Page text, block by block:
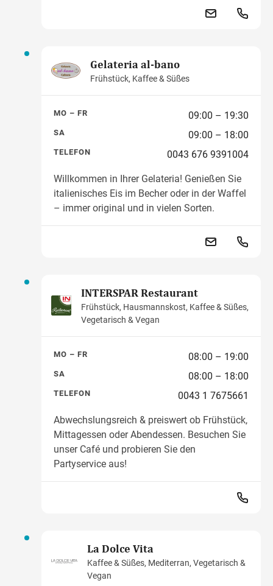
Gelateria al-bano
Frühstück, Kaffee & Süßes
MO – FR 09:00 – 19:30
SA 09:00 – 18:00
TELEFON 0043 676 9391004
Willkommen in Ihrer Gelateria! Genießen Sie
italienisches Eis im Becher oder in der Waffel
– immer original und in vielen Sorten.
INTERSPAR Restaurant
Frühstück, Hausmannskost, Kaffee & Süßes,
Vegetarisch & Vegan
MO – FR 08:00 – 19:00
SA 08:00 – 18:00
TELEFON 0043 1 7675661
Abwechslungsreich & preiswert ob Frühstück,
Mittagessen oder Abendessen. Besuchen Sie
unser Café und probieren Sie den
Partyservice aus!
La Dolce Vita
Kaffee & Süßes, Mediterran, Vegetarisch &
Vegan